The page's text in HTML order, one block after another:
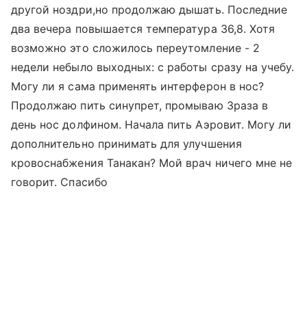
другой ноздри,но продолжаю дышать. Последние
два вечера повышается температура 36,8. Хотя
возможно это сложилось переутомление - 2
недели небыло выходных: с работы сразу на учебу.
Могу ли я сама применять интерферон в нос?
Продолжаю пить синупрет, промываю 3раза в
день нос долфином. Начала пить Аэровит. Могу ли
дополнительно принимать для улучшения
кровоснабжения Танакан? Мой врач ничего мне не
говорит. Спасибо